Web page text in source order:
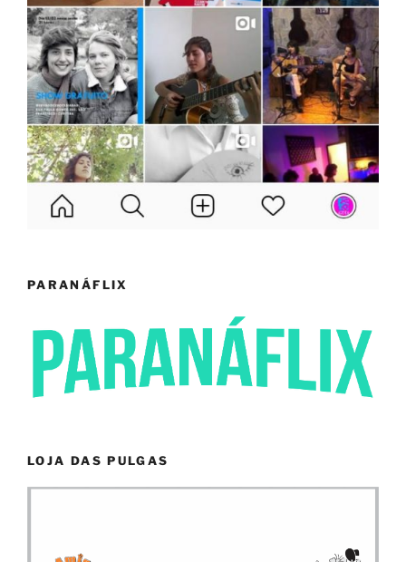
PARANÁFLIX
LOJA DAS PULGAS